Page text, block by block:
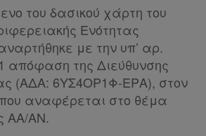
του δασικού χάρτη του
Ενότητας
με την υπ’ αρ.
απόφαση της Διεύθυνσης
(ΑΔΑ: 6ΥΣ4ΟΡ1Φ-ΕΡΑ), στον
αναφέρεται στο θέμα
ΑΑ/ΑΝ.